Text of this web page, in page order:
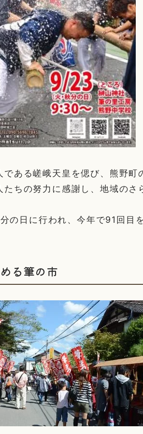
である嵯峨天皇を偲び、熊野町
ちの努力に感謝し、地域のさ
の日に行われ、今年で91回目
る筆の市